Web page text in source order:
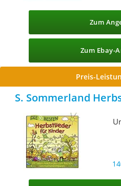
Zum
Zum Ebay-
Preis-
S. Sommerland